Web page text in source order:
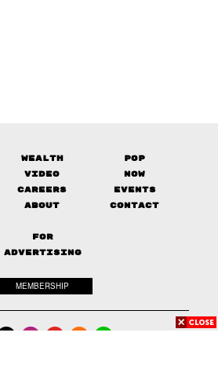
Wealth
Pop
Video
Now
Careers
Events
About Contact
FOR
ADVERTISING
MEMBERSHIP